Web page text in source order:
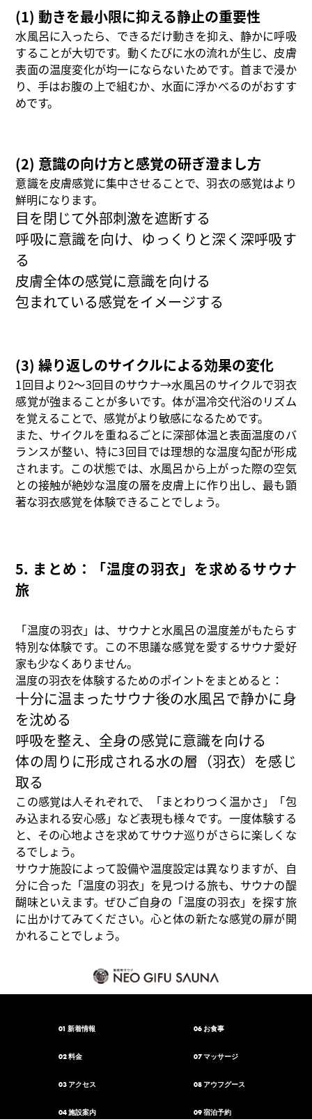
(1) 動きを最小限に抑える静止の重要性
水風呂に入ったら、できるだけ動きを抑え、静かに呼吸
することが大切です。動くたびに水の流れが生じ、皮膚
表面の温度変化が均一にならないためです。首まで浸か
り、手はお腹の上で組むか、水面に浮かべるのがおすす
めです。
(2) 意識の向け方と感覚の研ぎ澄まし方
意識を皮膚感覚に集中させることで、羽衣の感覚はより
鮮明になります。
目を閉じて外部刺激を遮断する
呼吸に意識を向け、ゆっくりと深く深呼吸す
る
皮膚全体の感覚に意識を向ける
包まれている感覚をイメージする
(3) 繰り返しのサイクルによる効果の変化
1回目より2〜3回目のサウナ→水風呂のサイクルで羽衣
感覚が強まることが多いです。体が温冷交代浴のリズム
を覚えることで、感覚がより敏感になるためです。
また、サイクルを重ねるごとに深部体温と表面温度のバ
ランスが整い、特に3回目では理想的な温度勾配が形成
されます。この状態では、水風呂から上がった際の空気
との接触が絶妙な温度の層を皮膚上に作り出し、最も顕
著な羽衣感覚を体験できることでしょう。
5. まとめ：「温度の羽衣」を求めるサウナ
旅
「温度の羽衣」は、サウナと水風呂の温度差がもたらす
特別な体験です。この不思議な感覚を愛するサウナ愛好
家も少なくありません。
温度の羽衣を体験するためのポイントをまとめると：
十分に温まったサウナ後の水風呂で静かに身
を沈める
呼吸を整え、全身の感覚に意識を向ける
体の周りに形成される水の層（羽衣）を感じ
取る
この感覚は人それぞれで、「まとわりつく温かさ」「包
み込まれる安心感」など表現も様々です。一度体験する
と、その心地よさを求めてサウナ巡りがさらに楽しくな
るでしょう。
サウナ施設によって設備や温度設定は異なりますが、自
分に合った「温度の羽衣」を見つける旅も、サウナの醍
醐味といえます。ぜひご自身の「温度の羽衣」を探す旅
に出かけてみてください。心と体の新たな感覚の扉が開
かれることでしょう。
01 新着情報
02 料金
03 アクセス
04 施設案内
06 お食事
07 マッサージ
08 アウフグース
09 宿泊予約